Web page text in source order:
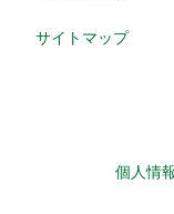
サイトマップ
個人情